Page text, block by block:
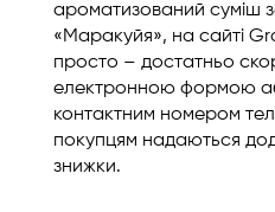
ароматизований суміш
«Маракуйя», на сайті
просто – достатньо
електронною формою
контактним номером
покупцям надаються
знижки.